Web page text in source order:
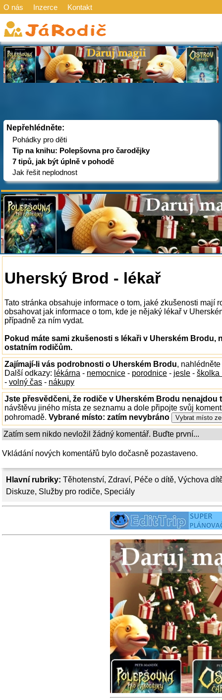
O nás Inzerce Kontakt
Nepřehlédněte:
Pohádky pro děti
Tip na knihu: Polepšovna pro čarodějky
7 tipů, jak být úplně v pohodě
Jak řešit neplodnost
Hlavní rubriky: Těhotenství, Zdraví, Péče o dítě, Výchova
Diskuze, Služby pro rodiče, Speciály
Uherský Brod - lékař
Tato stránka obsahuje informace o tom, jaké zkušenosti mají
obsahovat jak informace o tom, kde je nějaký lékař v
případně za ním vydat.
Pokud máte sami zkušenosti s lékaři v Uherském Brodu,
ostatním rodičům.
Zajímají-li vás podrobnosti o Uherském Brodu,
Další odkazy: lékárna - nemocnice - porodnice - jesle - školka
- volný čas - nákupy
Jste přesvědčeni, že rodiče v Uherském Brodu nenajdou
návštěvu jiného místa ze seznamu a dole připojte svůj
pohromadě. Vybrané místo: zatím nevybráno
Zatím sem nikdo nevložil žádný komentář. Buďte první...
Vkládání nových komentářů bylo dočasně pozastaveno.